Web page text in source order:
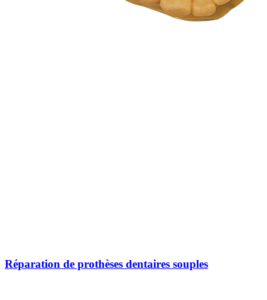
Réparation de prothèses dentaires souples